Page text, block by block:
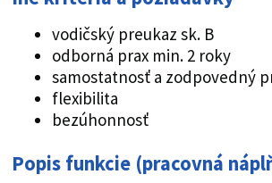
vodičský preukaz sk. B
odborná prax min. 2 roky
samostatnosť a zodpovedný
flexibilita
bezúhonnosť
Popis funkcie (pracovná